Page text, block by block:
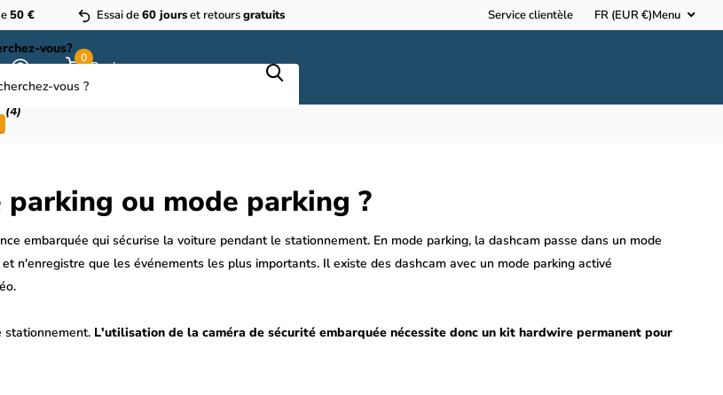
50 € Essai de60 jourset retoursgratuits Service clientèle FR (EUR €)Menu
vous?
0
Panier
(4)
ou mode parking ?
embarquée qui sécurise la voiture pendant le stationnement. En mode parking, la dashcam passe dans un mode
n'enregistre que les événements les plus importants. Il existe des dashcam avec un mode parking activé
stationnement. L'utilisation de la caméra de sécurité embarquée nécessite donc un kit hardwire permanent pour